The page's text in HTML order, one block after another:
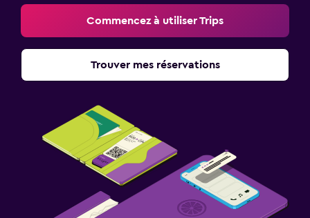
Commencez à utiliser Trips
Trouver mes réservations